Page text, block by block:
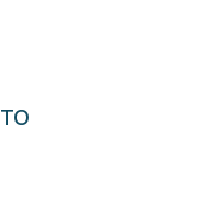
ahorra en su